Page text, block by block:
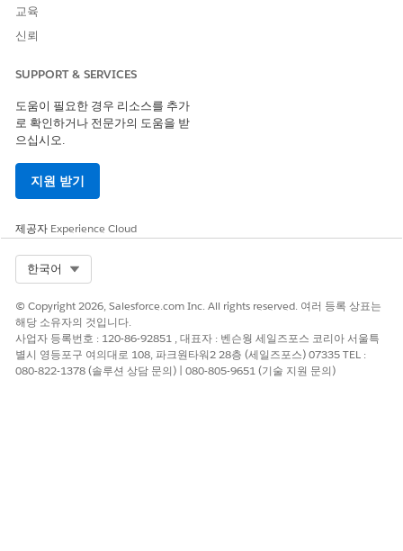
교육
신뢰
SUPPORT & SERVICES
도움이 필요한 경우 리소스를 추가
로 확인하거나 전문가의 도움을 받
으십시오.
지원 받기
제공자 Experience Cloud
한국어
© Copyright 2026, Salesforce.com Inc. All rights reserved. 여러 등록 상표는
해당 소유자의 것입니다.
사업자 등록번호 : 120-86-92851 , 대표자 : 벤슨웡 세일즈포스 코리아 서울특
별시 영등포구 여의대로 108, 파크원타워2 28층 (세일즈포스) 07335 TEL :
080-822-1378 (솔루션 상담 문의) | 080-805-9651 (기술 지원 문의)